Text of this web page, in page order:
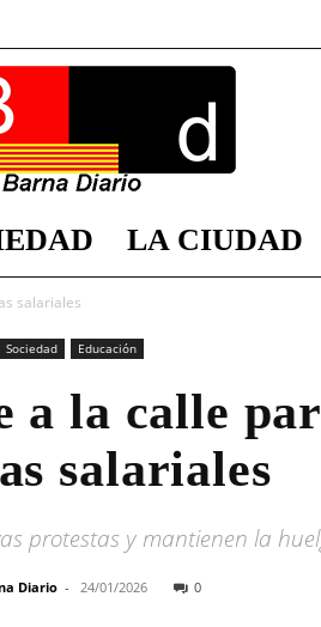
Diario
LA CIUDAD
salariales
Sociedad Educación
a la calle
salariales
protestas y mantienen la
Diario - 24/01/2026 0